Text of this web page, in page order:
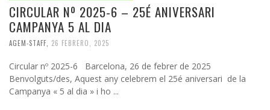
CIRCULAR Nº 2025-6 – 25É ANIVERSARI
CAMPANYA 5 AL DIA
AGEM-STAFF 26 FEBRERO, 2025
Circular nº 2025-6 Barcelona, 26 de febrer de 2025
Benvolguts/des, Aquest any celebrem el 25é aniversari de la
Campanya « 5 al dia » i ho ...